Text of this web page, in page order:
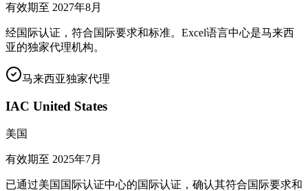
有效期至 2027年8月
经国际认证，符合国际要求和标准。Excel语言中心是马来西
亚的独家代理机构。
马来西亚独家代理
IAC United States
美国
有效期至 2025年7月
已通过美国国际认证中心的国际认证，确认其符合国际要求和